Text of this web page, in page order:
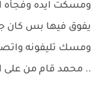
ومسكت ايده وفجأه
يفوق فيها بس كان
ومسك تليفونه
.. محمد قام من على